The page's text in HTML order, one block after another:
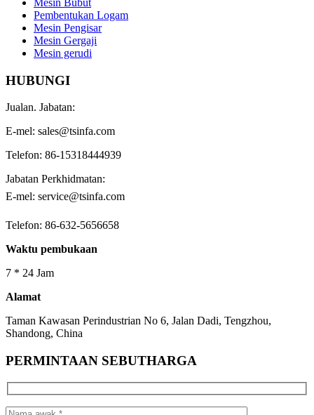
Mesin Bubut
Pembentukan Logam
Mesin Pengisar
Mesin Gergaji
Mesin gerudi
HUBUNGI
Jualan. Jabatan:
E-mel: sales@tsinfa.com
Telefon: 86-15318444939
Jabatan Perkhidmatan:
E-mel: service@tsinfa.com
Telefon: 86-632-5656658
Waktu pembukaan
7 * 24 Jam
Alamat
Taman Kawasan Perindustrian No 6, Jalan Dadi, Tengzhou,
Shandong, China
PERMINTAAN SEBUTHARGA